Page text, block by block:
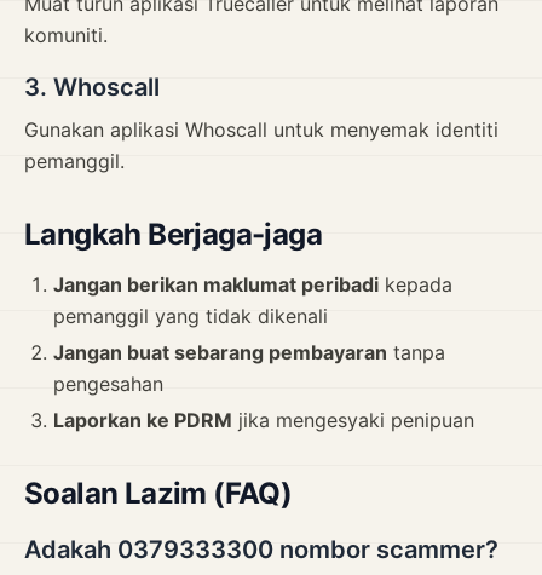
komuniti.
3. Whoscall
Gunakan aplikasi Whoscall untuk menyemak identiti
pemanggil.
Langkah Berjaga-jaga
Jangan berikan maklumat peribadi kepada
pemanggil yang tidak dikenali
Jangan buat sebarang pembayaran tanpa
pengesahan
Laporkan ke PDRM jika mengesyaki penipuan
Soalan Lazim (FAQ)
Adakah 0379333300 nombor scammer?